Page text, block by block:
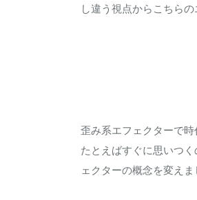
し違う視点からこちら
歪み系エフェクターで
たとえばすぐに思いつ
ェクターの概念を変えま